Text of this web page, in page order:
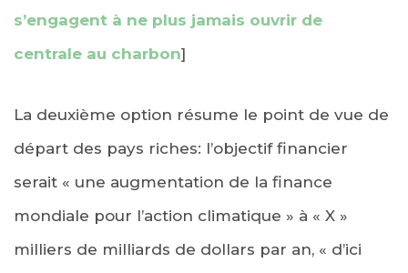
s’engagent à ne plus jamais ouvrir de
centrale au charbon]
La deuxième option résume le point de vue de
départ des pays riches: l’objectif financier
serait « une augmentation de la finance
mondiale pour l’action climatique » à « X »
milliers de milliards de dollars par an, « d’ici